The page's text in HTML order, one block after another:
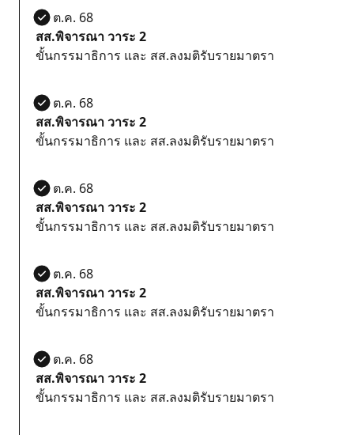
21 ต.ค. 68
สส.พิจารณา วาระ 2
ขั้นกรรมาธิการ และ สส.ลงมติรับรายมาตรา
21 ต.ค. 68
สส.พิจารณา วาระ 2
ขั้นกรรมาธิการ และ สส.ลงมติรับรายมาตรา
21 ต.ค. 68
สส.พิจารณา วาระ 2
ขั้นกรรมาธิการ และ สส.ลงมติรับรายมาตรา
21 ต.ค. 68
สส.พิจารณา วาระ 2
ขั้นกรรมาธิการ และ สส.ลงมติรับรายมาตรา
21 ต.ค. 68
สส.พิจารณา วาระ 2
ขั้นกรรมาธิการ และ สส.ลงมติรับรายมาตรา